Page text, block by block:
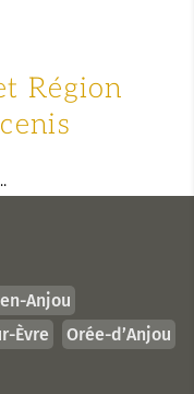
Région
Anjou
Èvre
Orée-d’Anjou